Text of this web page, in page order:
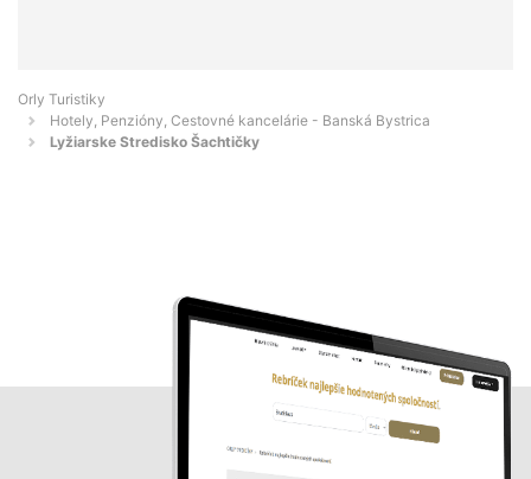
Orly Turistiky
Hotely, Penzióny, Cestovné kancelárie - Banská Bystrica
Lyžiarske Stredisko Šachtičky